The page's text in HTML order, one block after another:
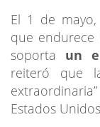
El 1 de
que endurece
soporta un
reiteró que
Estados